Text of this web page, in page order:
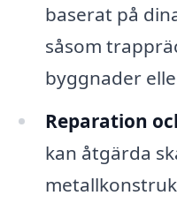
baserat på
såsom
byggnader
Reparation
kan åtgärda